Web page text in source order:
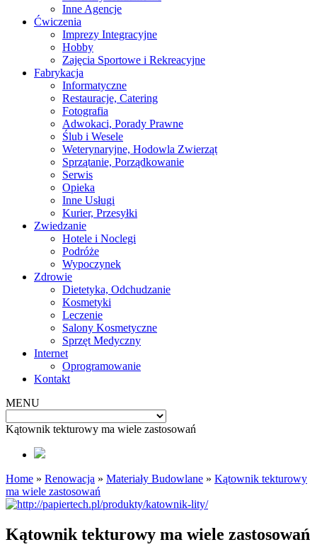
Inne Agencje
Ćwiczenia
Imprezy Integracyjne
Hobby
Zajęcia Sportowe i Rekreacyjne
Fabrykacja
Informatyczne
Restauracje, Catering
Fotografia
Adwokaci, Porady Prawne
Ślub i Wesele
Weterynaryjne, Hodowla Zwierząt
Sprzątanie, Porządkowanie
Serwis
Opieka
Inne Usługi
Kurier, Przesyłki
Zwiedzanie
Hotele i Noclegi
Podróże
Wypoczynek
Zdrowie
Dietetyka, Odchudzanie
Kosmetyki
Leczenie
Salony Kosmetyczne
Sprzęt Medyczny
Internet
Oprogramowanie
Kontakt
MENU
Kątownik tekturowy ma wiele zastosowań
Home » Renowacja » Materiały Budowlane » Kątownik tekturowy
ma wiele zastosowań
Kątownik tekturowy ma wiele zastosowań